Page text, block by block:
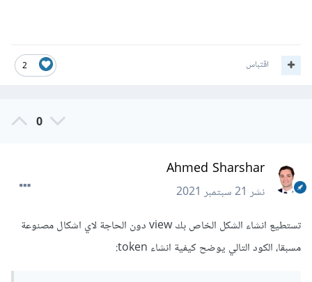
2 اقتباس
0
Ahmed Sharshar
نشر21 سبتمبر 2021
تستطيع انشاء الشكل الخاص بك view دون الحاجة لاي اشكال مصنوعة
مسبقا، الكود التالي يوضح كيفية انشاء token: